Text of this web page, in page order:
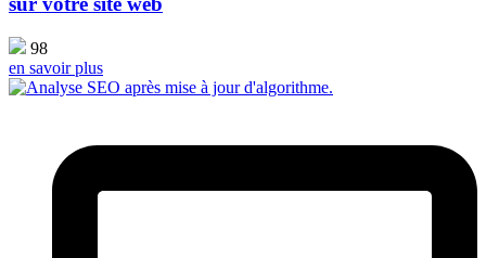
98
en savoir plus